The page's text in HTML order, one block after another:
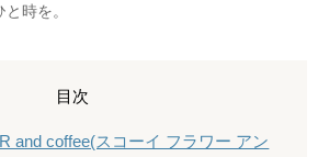
時を。
目次
and coffee(スコーイ フラワー アン